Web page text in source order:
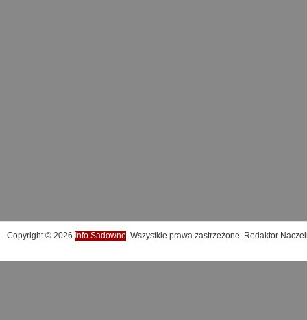
Copyright © 2026 Info Sadowne. Wszystkie prawa zastrzeżone. Redaktor